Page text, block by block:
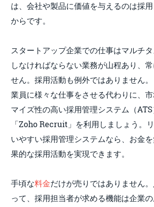
は、会社や製品に価値を与えるのは採
からです。
スタートアップ企業での仕事はマルチタ
しなければならない業務が山程あり、
せん。採用活動も例外ではありません
業員に様々な仕事をさせる代わりに、
マイズ性の高い採用管理システム（
「Zoho Recruit」を利用しましょう。
いやすい採用管理システムなら、お金
果的な採用活動を実現できます。
手頃な料金だけが売りではありません
って、採用担当者が求める機能は企業